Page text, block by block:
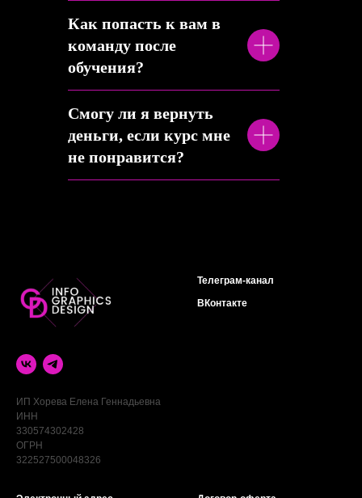
Как попасть к вам в
команду после
обучения?
Смогу ли я вернуть
деньги, если курс мне
не понравится?
ИП Хорева Елена Геннадьевна
ИНН
330574302428
ОГРН
322527500048326
Телеграм-канал
ВКонтакте